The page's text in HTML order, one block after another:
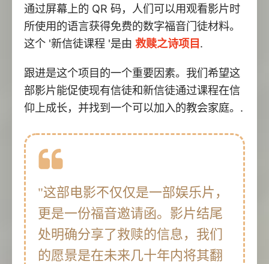
通过屏幕上的 QR 码，人们可以用观看影片时
所使用的语言获得免费的数字福音门徒材料。
这个 '新信徒课程 '是由 救赎之诗项目 .
跟进是这个项目的一个重要因素。我们希望这
部影片能促使现有信徒和新信徒通过课程在信
仰上成长，并找到一个可以加入的教会家庭。.
"这部电影不仅仅是一部娱乐片，
更是一份福音邀请函。影片结尾
处明确分享了救赎的信息，我们
的愿景是在未来几十年内将其翻